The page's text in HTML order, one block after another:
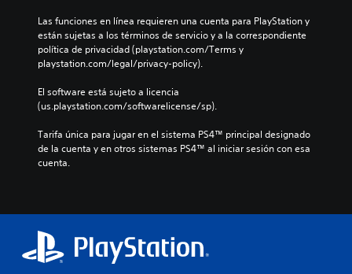
Las funciones en línea requieren una cuenta para PlayStation y
están sujetas a los términos de servicio y a la correspondiente
política de privacidad (playstation.com/Terms y
playstation.com/legal/privacy-policy).
El software está sujeto a licencia
(us.playstation.com/softwarelicense/sp).
Tarifa única para jugar en el sistema PS4™ principal designado
de la cuenta y en otros sistemas PS4™ al iniciar sesión con esa
cuenta.